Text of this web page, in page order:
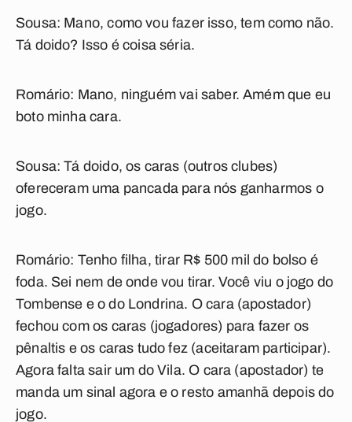
Sousa: Mano, como vou fazer isso, tem como não.
Tá doido? Isso é coisa séria.
Romário: Mano, ninguém vai saber. Amém que eu
boto minha cara.
Sousa: Tá doido, os caras (outros clubes)
ofereceram uma pancada para nós ganharmos o
jogo.
Romário: Tenho filha, tirar R$ 500 mil do bolso é
foda. Sei nem de onde vou tirar. Você viu o jogo do
Tombense e o do Londrina. O cara (apostador)
fechou com os caras (jogadores) para fazer os
pênaltis e os caras tudo fez (aceitaram participar).
Agora falta sair um do Vila. O cara (apostador) te
manda um sinal agora e o resto amanhã depois do
jogo.